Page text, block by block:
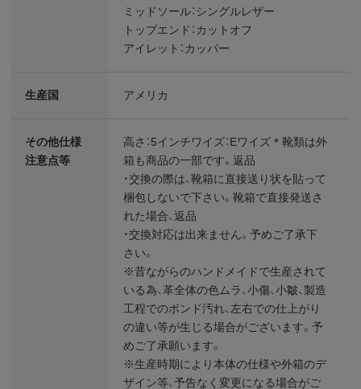
ミッドソール：シングルレザー
トップエンド：カットオフ
アイレット：カッパー
生産国 アメリカ
その他仕様
注意点等
高さ：5インチワイズ：Eワイズ＊靴類は外
箱も商品の一部です。返品
・交換の際は、靴箱に直接送り状を貼って
梱包しないで下さい。靴箱で直接発送さ
れた場合、返品
・交換対応は出来ません。予めご了承下
さい。
※昔ながらのハンドメイドで生産されて
いる為、革全体の色ムラ、小傷、小皺、製造
工程でのボンド汚れ、左右での仕上がり
の違い等が生じる場合がございます。予
めご了承願います。
※生産時期により本体の仕様や外箱のデ
ザイン等、予告なく変更になる場合がご